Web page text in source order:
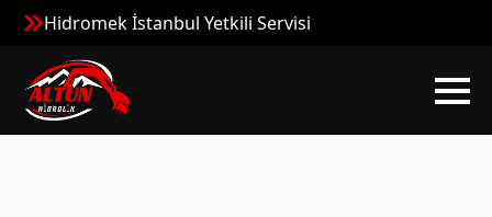
Hidromek İstanbul Yetkili Servisi